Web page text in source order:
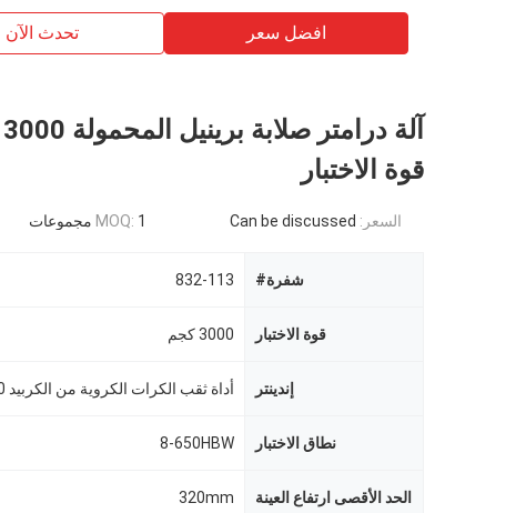
افضل سعر تحدث الآن
قوة الاختبار
السعر: Can be discussed
MOQ: 1 مجموعات
شفرة# 832-113
قوة الاختبار 3000 كجم
إندينتر
نطاق الاختبار 8-650HBW
الحد الأقصى ارتفاع العينة 320mm